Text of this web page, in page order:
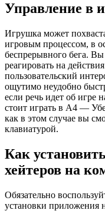
Управление в
Игрушка может
игровым процессом, в
беспрерывного бега.
реагировать на
пользовательский
ощутимо неудобно
если речь идет об игре
стоит играть в А4 —
как в этом случае вы
клавиатурой.
Как
хейтеров на
Обязательно
установки приложения